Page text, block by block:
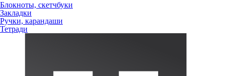
Блокноты, скетчбуки
Закладки
Ручки, карандаши
Тетради